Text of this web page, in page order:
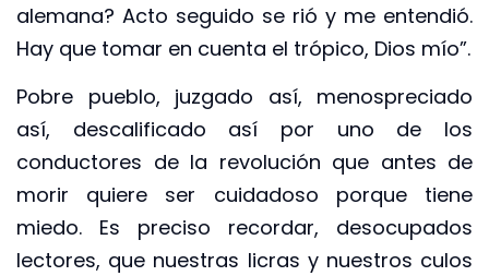
alemana? Acto seguido se rió y me entendió.
Hay que tomar en cuenta el trópico, Dios mío”.
Pobre pueblo, juzgado así, menospreciado
así, descalificado así por uno de los
conductores de la revolución que antes de
morir quiere ser cuidadoso porque tiene
miedo. Es preciso recordar, desocupados
lectores, que nuestras licras y nuestros culos